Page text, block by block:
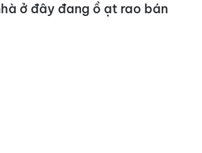
ở đây đang ồ ạt rao bán